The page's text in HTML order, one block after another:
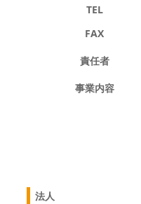
TEL
FAX
責任者
事業内容
法人